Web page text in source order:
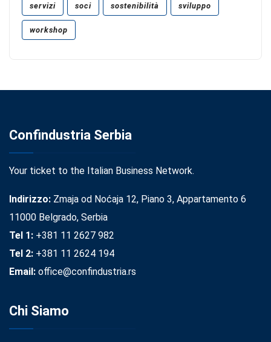
servizi soci sostenibilità sviluppo
workshop
Confindustria Serbia
Your ticket to the Italian Business Network.
Indirizzo: Zmaja od Noćaja 12, Piano 3, Appartamento 6
11000 Belgrado, Serbia
Tel 1: +381 11 2627 982
Tel 2: +381 11 2624 194
Email: office@confindustria.rs
Chi Siamo